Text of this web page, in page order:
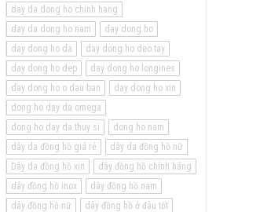
day da dong ho chinh hang
day da dong ho nam
day dong ho
day dong ho da
day dong ho deo tay
day dong ho dep
day dong ho longines
day dong ho o dau ban
day dong ho xin
dong ho day da omega
dong ho day da thuy si
dong ho nam
dây da đồng hồ giá rẻ
dây da đồng hồ nữ
Dây da đồng hồ xịn
dây đồng hồ chính hãng
dây đồng hồ inox
dây đồng hồ nam
dây đồng hồ nữ
dây đồng hồ ở đâu tốt